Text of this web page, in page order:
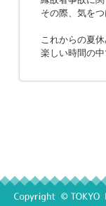
その際、気を
これからの夏休
楽しい時間の